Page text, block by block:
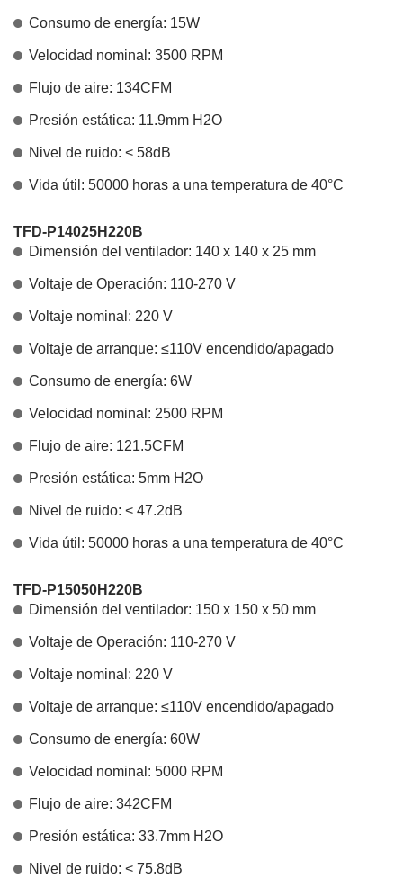
Consumo de energía: 15W
Velocidad nominal: 3500 RPM
Flujo de aire: 134CFM
Presión estática: 11.9mm H2O
Nivel de ruido: < 58dB
Vida útil: 50000 horas a una temperatura de 40°C
TFD-P14025H220B
Dimensión del ventilador: 140 x 140 x 25 mm
Voltaje de Operación: 110-270 V
Voltaje nominal: 220 V
Voltaje de arranque: ≤110V encendido/apagado
Consumo de energía: 6W
Velocidad nominal: 2500 RPM
Flujo de aire: 121.5CFM
Presión estática: 5mm H2O
Nivel de ruido: < 47.2dB
Vida útil: 50000 horas a una temperatura de 40°C
TFD-P15050H220B
Dimensión del ventilador: 150 x 150 x 50 mm
Voltaje de Operación: 110-270 V
Voltaje nominal: 220 V
Voltaje de arranque: ≤110V encendido/apagado
Consumo de energía: 60W
Velocidad nominal: 5000 RPM
Flujo de aire: 342CFM
Presión estática: 33.7mm H2O
Nivel de ruido: < 75.8dB